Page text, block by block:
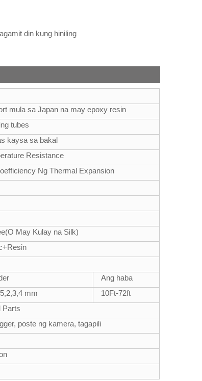
din kung hiniling
mula sa Japan na may epoxy resin
tubes
kaysa sa bakal
Resistance
Ng Thermal Expansion
May Kulay na Silk)
Ang haba
mm
10Ft-72ft
Parts
poste ng kamera, tagapili